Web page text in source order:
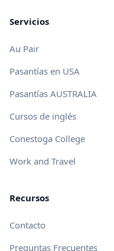
Servicios
Au Pair
Pasantías en USA
Pasantías AUSTRALIA
Cursos de inglés
Conestoga College
Work and Travel
Recursos
Contacto
Preguntas Frecuentes